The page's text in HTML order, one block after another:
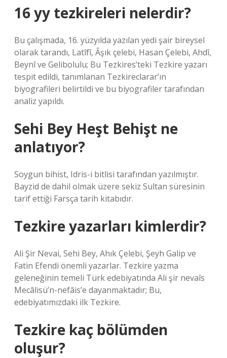
16 yy tezkireleri nelerdir?
Bu çalışmada, 16. yüzyılda yazılan yedi şair bireysel
olarak tarandı, Latîfî, Âşık çelebi, Hasan Çelebi, Ahdî,
Beynî ve Gelibolulu; Bu Tezkires’teki Tezkire yazarı
tespit edildi, tanımlanan Tezkireclarar’ın
biyografileri belirtildi ve bu biyografiler tarafından
analiz yapıldı.
Sehi Bey Heşt Behişt ne
anlatıyor?
Soygun bihist, Idris-i bitlisi tarafından yazılmıştır.
Bayzid de dahil olmak üzere sekiz Sultan süresinin
tarif ettiği Farsça tarih kitabıdır.
Tezkire yazarları kimlerdir?
Ali Şir Nevai, Sehi Bey, Ahık Çelebi, Şeyh Galip ve
Fatin Efendi önemli yazarlar. Tezkire yazma
geleneğinin temeli Türk edebiyatında Ali şir nevaîs
Mecâlisü’n-nefâis’e dayanmaktadır; Bu,
edebiyatımızdaki ilk Tezkire.
Tezkire kaç bölümden
oluşur?